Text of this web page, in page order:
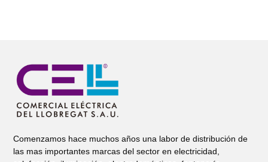
Comenzamos hace muchos años una labor de distribución de
las mas importantes marcas del sector en electricidad,